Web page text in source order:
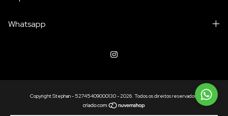
Whatsapp
Copyright Stephan - 52745409000130 - 2026. Todos os direitos reservados.